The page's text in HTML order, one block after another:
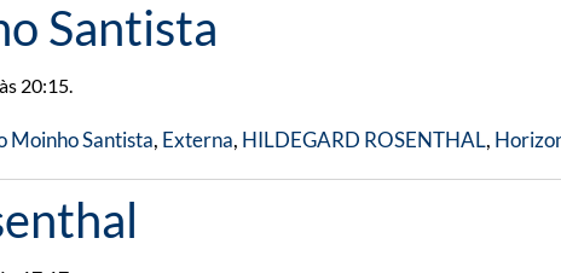
Santista
20:15.
Moinho Santista, Externa, HILDEGARD ROSENTHAL,